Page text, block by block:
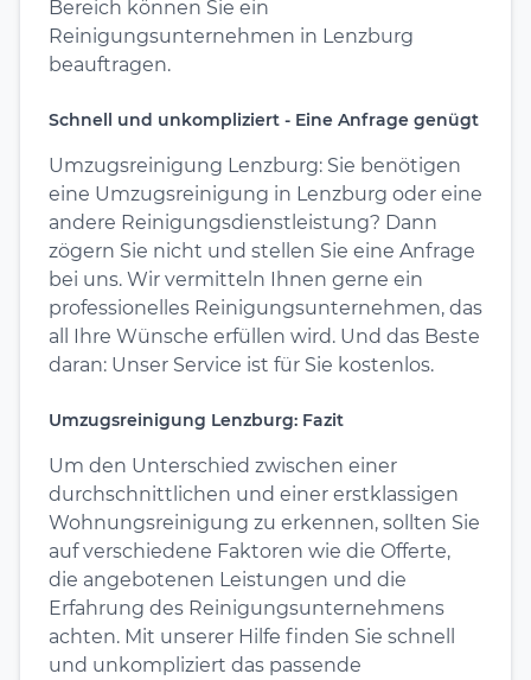
Bereich können Sie ein
Reinigungsunternehmen in Lenzburg
beauftragen.
Schnell und unkompliziert - Eine Anfrage genügt
Umzugsreinigung Lenzburg: Sie benötigen
eine Umzugsreinigung in Lenzburg oder eine
andere Reinigungsdienstleistung? Dann
zögern Sie nicht und stellen Sie eine Anfrage
bei uns. Wir vermitteln Ihnen gerne ein
professionelles Reinigungsunternehmen, das
all Ihre Wünsche erfüllen wird. Und das Beste
daran: Unser Service ist für Sie kostenlos.
Umzugsreinigung Lenzburg: Fazit
Um den Unterschied zwischen einer
durchschnittlichen und einer erstklassigen
Wohnungsreinigung zu erkennen, sollten Sie
auf verschiedene Faktoren wie die Offerte,
die angebotenen Leistungen und die
Erfahrung des Reinigungsunternehmens
achten. Mit unserer Hilfe finden Sie schnell
und unkompliziert das passende